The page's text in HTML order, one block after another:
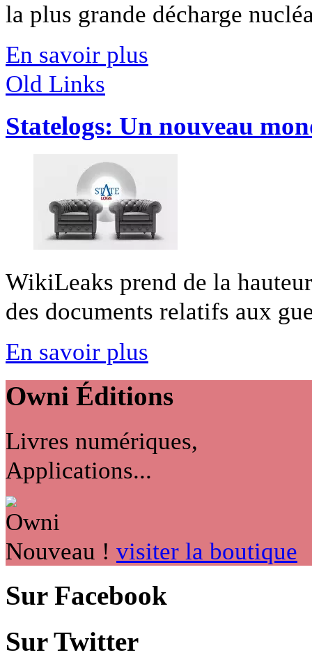
la plus grande décharge
En savoir plus
Old Links
Statelogs: Un nouveau
WikiLeaks prend de la
des documents relatifs aux
En savoir plus
Owni Éditions
Livres numériques,
Applications...
Nouveau ! visiter la boutique
Sur Facebook
Sur Twitter